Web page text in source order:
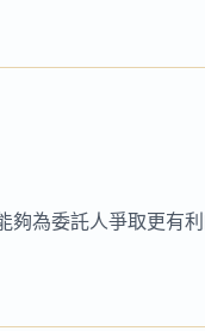
為委託人爭取更有